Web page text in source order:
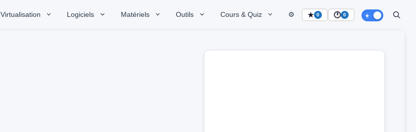
Virtualisation Logiciels Matériels Outils Cours & Quiz ⚙️ ★ 0 🕐 0